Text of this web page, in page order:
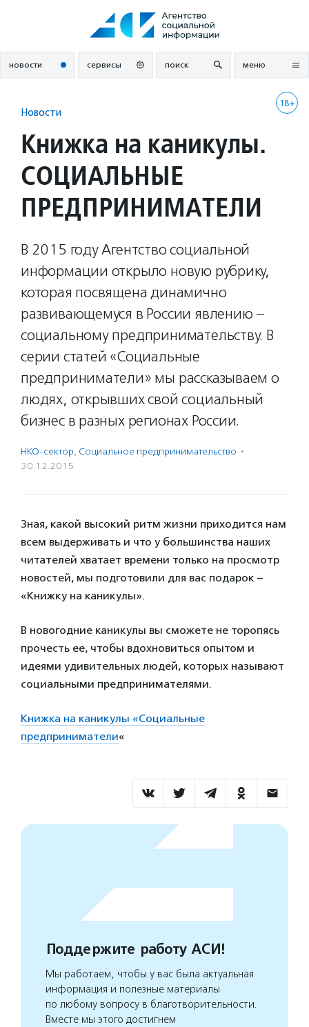
новости сервисы поиск меню
18+
Новости
Книжка на каникулы.
СОЦИАЛЬНЫЕ
ПРЕДПРИНИМАТЕЛИ
В 2015 году Агентство социальной
информации открыло новую рубрику,
которая посвящена динамично
развивающемуся в России явлению –
социальному предпринимательству. В
серии статей «Социальные
предприниматели» мы рассказываем о
людях, открывших свой социальный
бизнес в разных регионах России.
НКО-сектор, Социальное предпри­нима­тель­ство ·
30.12.2015
Зная, какой высокий ритм жизни приходится нам
всем выдерживать и что у большинства наших
читателей хватает времени только на просмотр
новостей, мы подготовили для вас подарок –
«Книжку на каникулы».
В новогодние каникулы вы сможете не торопясь
прочесть ее, чтобы вдохновиться опытом и
идеями удивительных людей, которых называют
социальными предпринимателями.
Книжка на каникулы «Социальные
предприниматели«
Поддержите работу АСИ!
Мы работаем, чтобы у вас была актуальная
информация и полезные материалы
по любому вопросу в благотворительности.
Вместе мы этого достигнем